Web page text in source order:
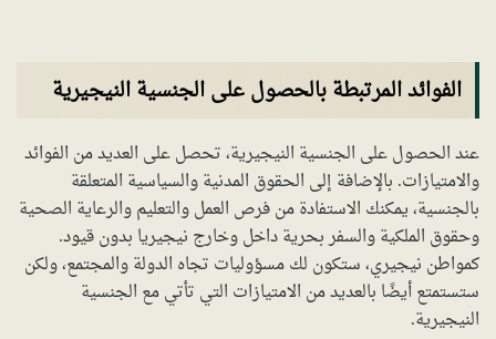
الفوائد المرتبطة بالحصول على الجنسية النيجيرية
عند الحصول على الجنسية النيجيرية، تحصل على العديد من الفوائد
والامتيازات. بالإضافة إلى الحقوق المدنية والسياسية المتعلقة
بالجنسية، يمكنك الاستفادة من فرص العمل والتعليم والرعاية الصحية
وحقوق الملكية والسفر بحرية داخل وخارج نيجيريا بدون قيود.
كمواطن نيجيري، ستكون لك مسؤوليات تجاه الدولة والمجتمع، ولكن
ستستمتع أيضًا بالعديد من الامتيازات التي تأتي مع الجنسية
النيجيرية.